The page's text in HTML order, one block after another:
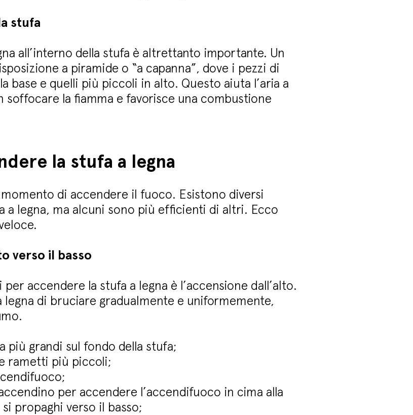
stufa
all’interno della stufa è altrettanto importante. Un
a piramide o “a capanna”, dove i pezzi di
base e quelli più piccoli in alto. Questo aiuta l’aria a
la fiamma e favorisce una combustione
la stufa a legna
di accendere il fuoco. Esistono diversi
a legna, ma alcuni sono più efficienti di altri. Ecco
verso il basso
accendere la stufa a legna è l’accensione dall’alto.
di bruciare gradualmente e uniformemente,
più grandi sul fondo della stufa;
rametti più piccoli;
per accendere l’accendifuoco in cima alla
propaghi verso il basso;